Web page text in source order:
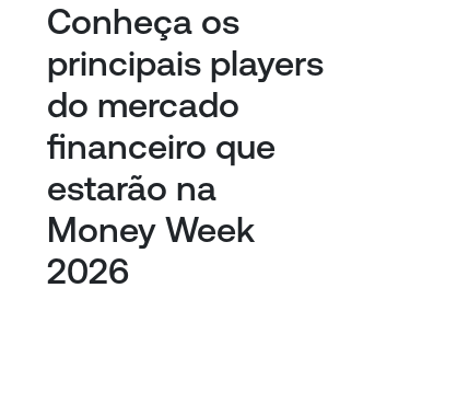
Conheça os
principais players
do mercado
financeiro que
estarão na
Money Week
2026